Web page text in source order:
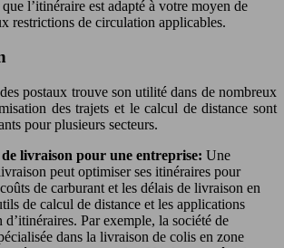
l’itinéraire est adapté à votre moyen de
restrictions de circulation applicables.
postaux trouve son utilité dans de nombreux
des trajets et le calcul de distance sont
pour plusieurs secteurs.
livraison pour une entreprise: Une
peut optimiser ses itinéraires pour
de carburant et les délais de livraison en
de calcul de distance et les applications
d’itinéraires. Par exemple, la société de
dans la livraison de colis en zone